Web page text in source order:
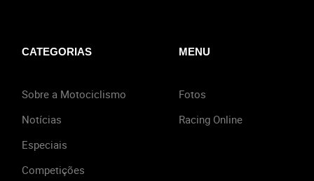
CATEGORIAS
Sobre a Motociclismo
Notícias
Especiais
Competições
MENU
Fotos
Racing Online